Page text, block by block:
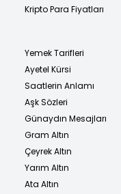
Kripto Para Fiyatları
Yemek Tarifleri
Ayetel Kürsi
Saatlerin Anlamı
Aşk Sözleri
Günaydın Mesajları
Gram Altın
Çeyrek Altın
Yarım Altın
Ata Altın